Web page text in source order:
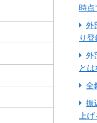
時
外
り
外
と
全
振
上